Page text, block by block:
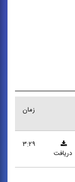
زمان
۳:۲۹
دریافت